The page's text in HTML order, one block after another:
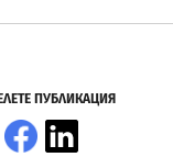
ПУБЛИКАЦИЯ
X Facebook